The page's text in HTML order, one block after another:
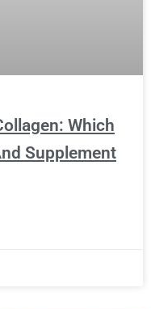
Which
Supplement